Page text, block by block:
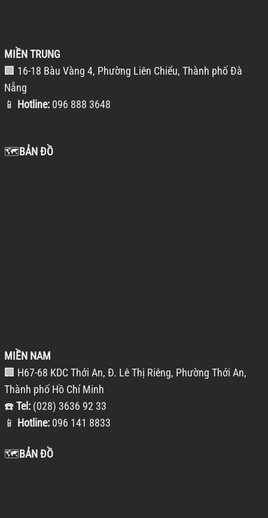
MIỀN TRUNG
🏢 16-18 Bàu Vàng 4, Phường Liên Chiểu, Thành phố Đà
Nẵng
📱 Hotline: 096 888 3648
🗺️BẢN ĐỒ
MIỀN NAM
🏢 H67-68 KDC Thới An, Đ. Lê Thị Riêng, Phường Thới An,
Thành phố Hồ Chí Minh
☎️Tel: (028) 3636 92 33
📱 Hotline: 096 141 8833
🗺️BẢN ĐỒ